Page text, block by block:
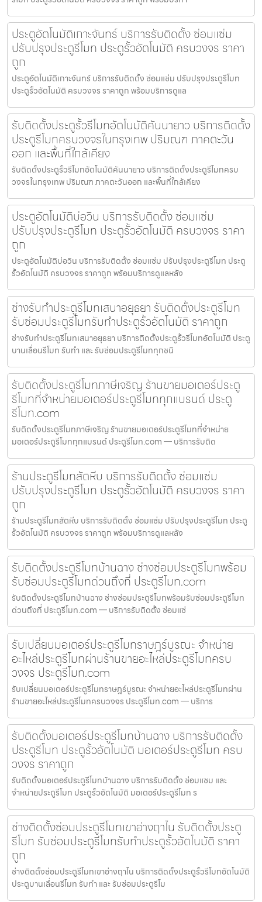
ประตูอัตโนมัติเกาะจันทร์ บริการรับติดตั้ง ซ่อมแซ่ม
ปรับปรุงประตูรีโมท ประตูรั้วอัตโนมัติ ครบวงจร ราคา
ถูก
ประตูอัตโนมัติเกาะจันทร์ บริการรับติดตั้ง ซ่อมแซ่ม ปรับปรุงประตูรีโมท
ประตูรั้วอัตโนมัติ ครบวงจร ราคาถูก พร้อมบริการดูแล
รับติดตั้งประตูรั้วรีโมทอัตโนมัติคันนายาว บริการติดตั้ง
ประตูรีโมทครบวงจรในกรุงเทพ ปริมณฑ ภาคตะวัน
ออก และพื้นที่ใกล้เคียง
รับติดตั้งประตูรั้วรีโมทอัตโนมัติคันนายาว บริการติดตั้งประตูรีโมทครบ
วงจรในกรุงเทพ ปริมณฑ ภาคตะวันออก และพื้นที่ใกล้เคียง
ประตูอัตโนมัติบ่อวิน บริการรับติดตั้ง ซ่อมแซ่ม
ปรับปรุงประตูรีโมท ประตูรั้วอัตโนมัติ ครบวงจร ราคา
ถูก
ประตูอัตโนมัติบ่อวิน บริการรับติดตั้ง ซ่อมแซ่ม ปรับปรุงประตูรีโมท ประตู
รั้วอัตโนมัติ ครบวงจร ราคาถูก พร้อมบริการดูแลหลัง
ช่างรับทำประตูรีโมทเสนาอยุธยา รับติดตั้งประตูรีโมท
รับซ่อมประตูรีโมทรับทำประตูรั้วอัตโนมัติ ราคาถูก
ช่างรับทำประตูรีโมทเสนาอยุธยา บริการติดตั้งประตูรั้วรีโมทอัตโนมัติ ประตู
บานเลื่อนรีโมท รับทำ และ รับซ่อมประตูรีโมททุกชนิ
รับติดตั้งประตูรีโมทภาษีเจริญ ร้านขายมอเตอร์ประตู
รีโมทที่จำหน่ายมอเตอร์ประตูรีโมททุกแบรนด์ ประตู
รีโมท.com
รับติดตั้งประตูรีโมทภาษีเจริญ ร้านขายมอเตอร์ประตูรีโมทที่จำหน่าย
มอเตอร์ประตูรีโมททุกแบรนด์ ประตูรีโมท.com — บริการรับติด
ร้านประตูรีโมทสัตหีบ บริการรับติดตั้ง ซ่อมแซ่ม
ปรับปรุงประตูรีโมท ประตูรั้วอัตโนมัติ ครบวงจร ราคา
ถูก
ร้านประตูรีโมทสัตหีบ บริการรับติดตั้ง ซ่อมแซ่ม ปรับปรุงประตูรีโมท ประตู
รั้วอัตโนมัติ ครบวงจร ราคาถูก พร้อมบริการดูแลหลัง
รับติดตั้งประตูรีโมทบ้านฉาง ช่างซ่อมประตูรีโมทพร้อม
รับซ่อมประตูรีโมทด่วนถึงที่ ประตูรีโมท.com
รับติดตั้งประตูรีโมทบ้านฉาง ช่างซ่อมประตูรีโมทพร้อมรับซ่อมประตูรีโมท
ด่วนถึงที่ ประตูรีโมท.com — บริการรับติดตั้ง ซ่อมแซ่
รับเปลี่ยนมอเตอร์ประตูรีโมทราษฎร์บูรณะ จำหน่าย
อะไหล่ประตูรีโมทผ่านร้านขายอะไหล่ประตูรีโมทครบ
วงจร ประตูรีโมท.com
รับเปลี่ยนมอเตอร์ประตูรีโมทราษฎร์บูรณะ จำหน่ายอะไหล่ประตูรีโมทผ่าน
ร้านขายอะไหล่ประตูรีโมทครบวงจร ประตูรีโมท.com — บริการ
รับติดตั้งมอเตอร์ประตูรีโมทบ้านฉาง บริการรับติดตั้ง
ประตูรีโมท ประตูรั้วอัตโนมัติ มอเตอร์ประตูรีโมท ครบ
วงจร ราคาถูก
รับติดตั้งมอเตอร์ประตูรีโมทบ้านฉาง บริการรับติดตั้ง ซ่อมแซม และ
จำหน่ายประตูรีโมท ประตูรั้วอัตโนมัติ มอเตอร์ประตูรีโมท ร
ช่างติดตั้งซ่อมประตูรีโมทเขาอ่างฤาไน รับติดตั้งประตู
รีโมท รับซ่อมประตูรีโมทรับทำประตูรั้วอัตโนมัติ ราคา
ถูก
ช่างติดตั้งซ่อมประตูรีโมทเขาอ่างฤาไน บริการติดตั้งประตูรั้วรีโมทอัตโนมัติ
ประตูบานเลื่อนรีโมท รับทำ และ รับซ่อมประตูรีโม